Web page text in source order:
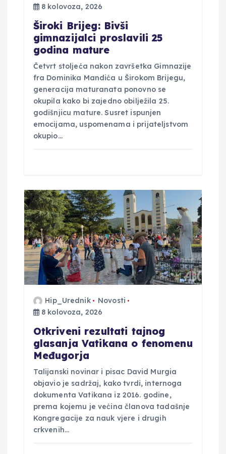
8 kolovoza, 2026
Široki Brijeg: Bivši
gimnazijalci proslavili 25
godina mature
Četvrt stoljeća nakon završetka Gimnazije
fra Dominika Mandića u Širokom Brijegu,
generacija maturanata ponovno se
okupila kako bi zajedno obilježila 25.
godišnjicu mature. Susret ispunjen
emocijama, uspomenama i prijateljstvom
okupio…
Hip_Urednik
Novosti
8 kolovoza, 2026
Otkriveni rezultati tajnog
glasanja Vatikana o fenomenu
Međugorja
Talijanski novinar i pisac David Murgia
objavio je sadržaj, kako tvrdi, internoga
dokumenta Vatikana iz 2016. godine,
prema kojemu je većina članova tadašnje
Kongregacije za nauk vjere i drugih
crkvenih…